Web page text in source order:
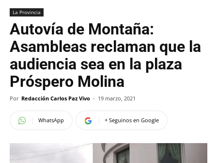
La Provincia
Autovía de Montaña:
Asambleas reclaman que la
audiencia sea en la plaza
Próspero Molina
Por Redacción Carlos Paz Vivo - 19 marzo, 2021
WhatsApp + Seguinos en Google